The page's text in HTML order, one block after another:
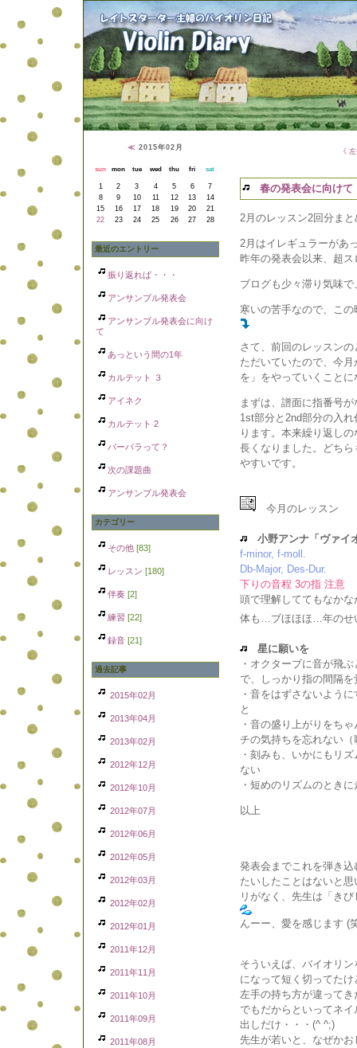
≪ 2015年02月
sun mon tue wed thu fri sat
1 2 3 4 5 6
7
8
9 10 11 12 13
14
15
16 17 18 19 20
21
22
23 24 25 26 27 28
最近のエントリー
振り返れば・・・
アンサンブル発表会
アンサンブル発表会に向け
て
あっという間の1年
カルテット ３
アイネク
カルテット 2
バーバラって？
次の課題曲
アンサンブル発表会
カテゴリー
その他 [83]
レッスン [180]
伴奏 [2]
練習 [22]
録音 [21]
過去記事
2015年02月
2013年04月
2013年02月
2012年12月
2012年10月
2012年07月
2012年06月
2012年05月
2012年03月
2012年02月
2012年01月
2011年12月
2011年11月
2011年10月
2011年09月
2011年08月
《
春の発表会に向けて
2月のレッスン2回分ま
2月はイレギュラーがあ
昨年の発表会以来、超
ブログも少々滞り気味
寒いの苦手なので、こ
さて、前回のレッスン
ただいていたので、今
を」をやっていくこと
まずは、譜面に指番号
1st部分と2nd部分の入
ります。本来繰り返し
長くなりました。どち
やすいです。
今月のレッスン
小野アンナ「ヴァイ
f-minor, f-moll.
Db-Major, Des-Dur.
下りの音程 3の指 注意
頭で理解しててもなか
体も…ブほほほ…年のせ
星に願いを
・オクターブに音が飛
で、しっかり指の間隔を
・音をはずさないよう
と
・音の盛り上がりをち
チの気持ちを忘れない（
・刻みも、いかにもリ
ない
・短めのリズムのとき
以上
発表会までこれを弾き
たいしたことはないと
リがなく、先生は「き
んーー、愛を感じます (
そういえば、バイオリ
になって短く切ってた
左手の持ち方が違ってき
でもだからといってネ
出しだけ・・・(^ ^;)
先生が若いと、なぜか